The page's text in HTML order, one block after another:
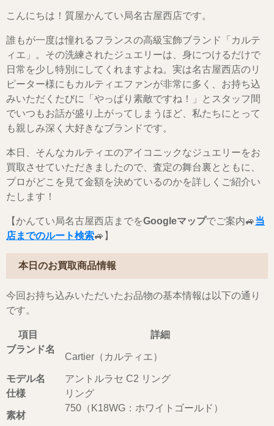
こんにちは！質屋かんてい局名古屋西店です。
誰もが一度は憧れるフランスの高級宝飾ブランド「カルテ
ィエ」。その洗練されたジュエリーは、身につけるだけで
日常を少し特別にしてくれますよね。実は名古屋西店のリ
ピーター様にもカルティエファンが非常に多く、お持ち込
みいただくたびに「やっぱり素敵ですね！」とスタッフ間
でいつもお話が盛り上がってしまうほど、私たちにとって
も親しみ深く大好きなブランドです。
本日、そんなカルティエのアイコニックなジュエリーをお
買取させていただきましたので、査定の舞台裏とともに、
プロがどこを見て金額を決めているのかを詳しくご紹介い
たします！
【かんてい局名古屋西店までをGoogleマップでご案内🚙当
店までのルート検索🚙】
本日のお買取商品情報
今回お持ち込みいただいたお品物の基本情報は以下の通り
です。
項目
詳細
ブランド名
Cartier（カルティエ）
モデル名
アントルラセ C2 リング
仕様
リング
素材
750（K18WG：ホワイトゴールド）